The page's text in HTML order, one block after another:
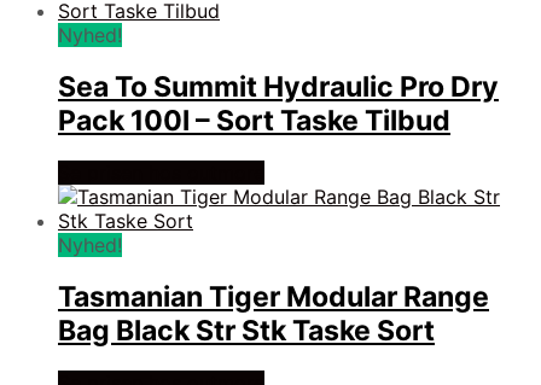
Nyhed!
Sea To Summit Hydraulic Pro Dry
Pack 100l – Sort Taske Tilbud
Nyhed!
Tasmanian Tiger Modular Range
Bag Black Str Stk Taske Sort